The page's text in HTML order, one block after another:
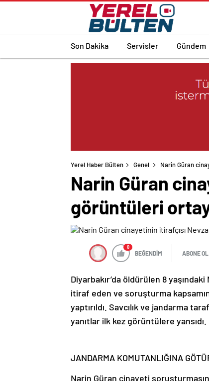
Son Dakika Servisler Gündem
Yerel Haber Bülten Genel Narin Güran
Narin Güran
görüntüleri
0
BEĞENDİM ABONE OL
Diyarbakır’da öldürülen 8 yaşındaki
itiraf eden ve soruşturma
yaptırıldı. Savcılık ve jandarma
yanıtlar ilk kez görüntülere yansıdı.
JANDARMA KOMUTANLIĞINA
Narin Güran cinayeti